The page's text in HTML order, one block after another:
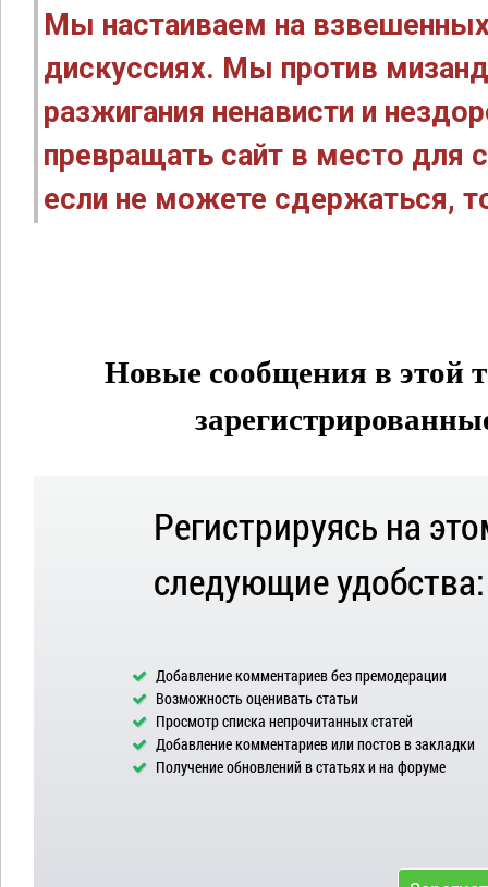
Мы настаиваем на
дискуссиях. Мы против
разжигания ненависти и
превращать сайт в место для
если не можете сдержаться,
Новые сообщения в этой
Регистрируясь на
следующие удобства:
Добавление комментариев без премодерации
Возможность оценивать статьи
Просмотр списка непрочитанных статей
Добавление комментариев или постов в закладки
Получение обновлений в статьях и на форуме